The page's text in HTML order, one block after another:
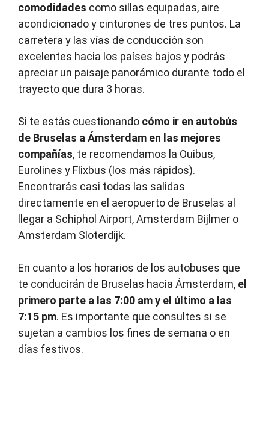
comodidades como sillas equipadas, aire
acondicionado y cinturones de tres puntos. La
carretera y las vías de conducción son
excelentes hacia los países bajos y podrás
apreciar un paisaje panorámico durante todo el
trayecto que dura 3 horas.
Si te estás cuestionando cómo ir en autobús
de Bruselas a Ámsterdam en las mejores
compañías, te recomendamos la Ouibus,
Eurolines y Flixbus (los más rápidos).
Encontrarás casi todas las salidas
directamente en el aeropuerto de Bruselas al
llegar a Schiphol Airport, Amsterdam Bijlmer o
Amsterdam Sloterdijk.
En cuanto a los horarios de los autobuses que
te conducirán de Bruselas hacia Ámsterdam, el
primero parte a las 7:00 am y el último a las
7:15 pm. Es importante que consultes si se
sujetan a cambios los fines de semana o en
días festivos.